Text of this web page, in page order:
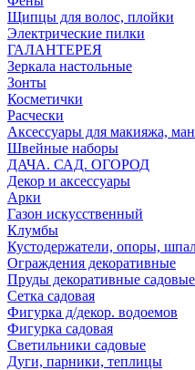
Щипцы для волос, плойки
Электрические пилки
ГАЛАНТЕРЕЯ
Зеркала настольные
Зонты
Косметички
Расчески
Аксессуары для макияжа,
Швейные наборы
ДАЧА. САД. ОГОРОД
Декор и аксессуары
Арки
Газон искусственный
Клумбы
Кустодержатели, опоры,
Ограждения декоративные
Пруды декоративные садовые
Сетка садовая
Фигурка д/декор. водоемов
Фигурка садовая
Светильники садовые
Дуги, парники, теплицы